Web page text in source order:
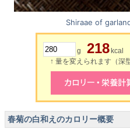
Shiraae of
g 218 kcal
↑ 量を変えられます（深
春菊の白和えのカロリー概要